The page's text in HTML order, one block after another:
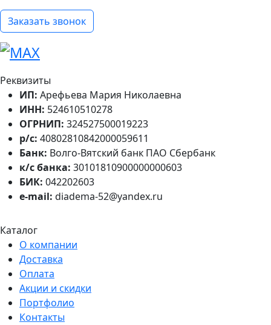
Заказать звонок
Реквизиты
ИП: Арефьева Мария Николаевна
ИНН: 524610510278
ОГРНИП: 324527500019223
р/с: 40802810842000059611
Банк: Волго-Вятский банк ПАО Сбербанк
к/с банка: 30101810900000000603
БИК: 042202603
e-mail: diadema-52@yandex.ru
Каталог
О компании
Доставка
Оплата
Акции и скидки
Портфолио
Контакты